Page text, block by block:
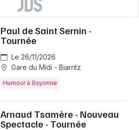
Paul de Saint Sernin -
Tournée
Le 26/11/2026
Gare du Midi - Biarritz
Humour à Bayonne
Arnaud Tsamère - Nouveau
Spectacle - Tournée